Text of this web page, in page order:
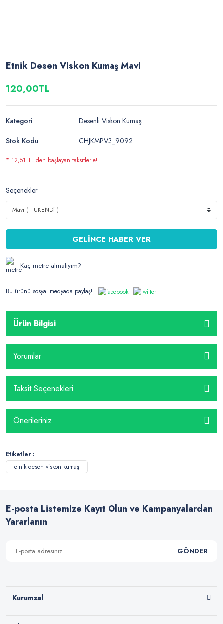
Etnik Desen Viskon Kumaş Mavi
120,00TL
Kategori
Desenli Viskon Kumaş
Stok Kodu
CHJKMPV3_9092
* 12,51 TL den başlayan taksitlerle!
Seçenekler
GELİNCE HABER VER
Kaç metre almalıyım?
Bu ürünü sosyal medyada paylaş!
Ürün Bilgisi
Yorumlar
Taksit Seçenekleri
Önerileriniz
Etiketler :
etnik desen viskon kumaş
E-posta Listemize Kayıt Olun ve Kampanyalardan
Yararlanın
GÖNDER
Kurumsal